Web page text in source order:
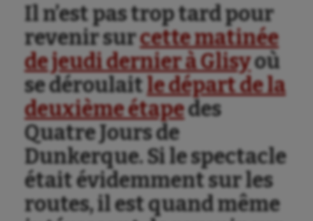
Il n’est pas trop tard pour
revenir surcette matinée
de jeudi dernier à Glisyoù
se déroulait le départ de la
deuxième étapedes
Quatre Jours de
Dunkerque. Si le spectacle
était évidemment sur les
routes, il est quand même